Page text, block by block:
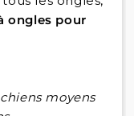
ongles pour
moyens